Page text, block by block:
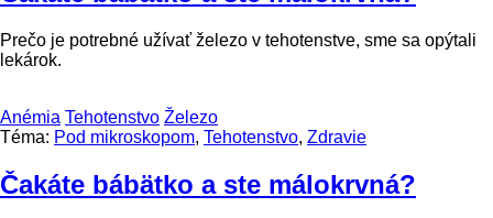
Prečo je potrebné užívať železo v tehotenstve, sme sa opýtali
lekárok.
Anémia Tehotenstvo Železo
Téma: Pod mikroskopom, Tehotenstvo, Zdravie
Čakáte bábätko a ste málokrvná?